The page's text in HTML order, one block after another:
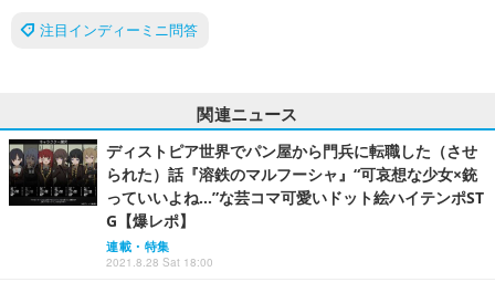
注目インディーミニ問答
関連ニュース
ディストピア世界でパン屋から門兵に転職した（させ
られた）話『溶鉄のマルフーシャ』“可哀想な少女×銃
っていいよね…”な芸コマ可愛いドット絵ハイテンポST
G【爆レポ】
連載・特集
2021.8.28 Sat 18:00